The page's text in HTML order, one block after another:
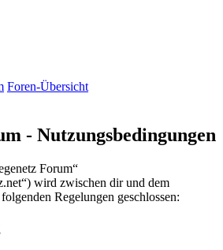
Foren-Übersicht
- Nutzungsbedingungen
Forum“
wird zwischen dir und dem
Regelungen geschlossen: